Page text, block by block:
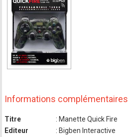
Informations complémentaires
Titre
: Manette Quick Fire
Editeur
: Bigben Interactive